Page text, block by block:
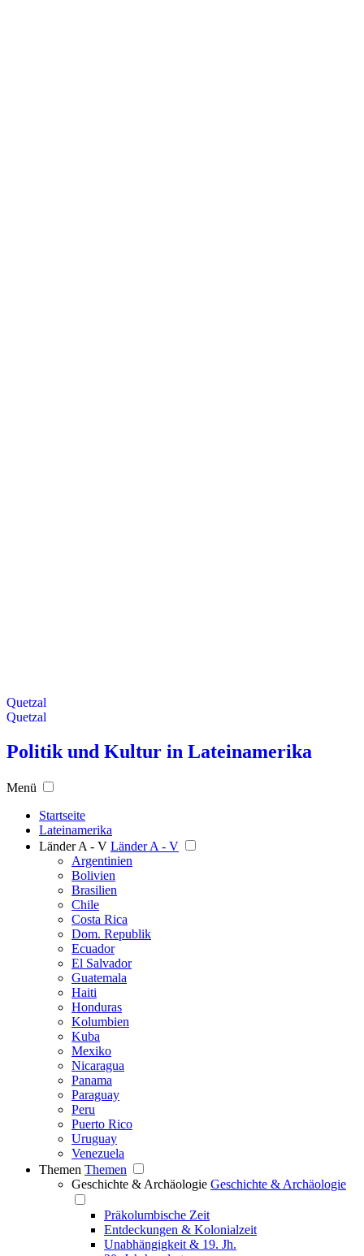
Quetzal
Quetzal
Politik und Kultur in Lateinamerika
Menü
Startseite
Lateinamerika
Länder A - V Länder A - V
Argentinien
Bolivien
Brasilien
Chile
Costa Rica
Dom. Republik
Ecuador
El Salvador
Guatemala
Haiti
Honduras
Kolumbien
Kuba
Mexiko
Nicaragua
Panama
Paraguay
Peru
Puerto Rico
Uruguay
Venezuela
Themen Themen
Geschichte & Archäologie Geschichte & Archäologie
Präkolumbische Zeit
Entdeckungen & Kolonialzeit
Unabhängigkeit & 19. Jh.